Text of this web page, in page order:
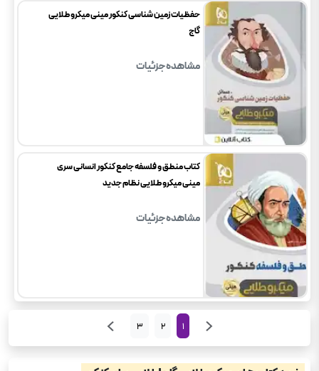
حفظیات زمین شناسی کنکور مینی میکرو طلایی
گاج
مشاهده جزئیات
کتاب منطق و فلسفه جامع کنکور انسانی سری
مینی میکرو طلایی نظام جدید
مشاهده جزئیات
1
2
3